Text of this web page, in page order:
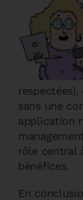
sans une
application
rôle central
bénéfices.
En